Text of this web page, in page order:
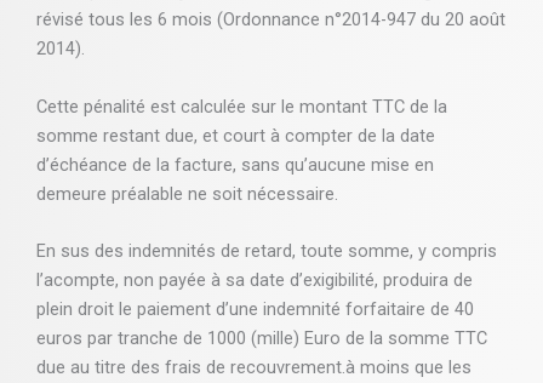
révisé tous les 6 mois (Ordonnance n°2014-947 du 20 août
2014).
Cette pénalité est calculée sur le montant TTC de la
somme restant due, et court à compter de la date
d’échéance de la facture, sans qu’aucune mise en
demeure préalable ne soit nécessaire.
En sus des indemnités de retard, toute somme, y compris
l’acompte, non payée à sa date d’exigibilité, produira de
plein droit le paiement d’une indemnité forfaitaire de 40
euros par tranche de 1000 (mille) Euro de la somme TTC
due au titre des frais de recouvrement.à moins que les